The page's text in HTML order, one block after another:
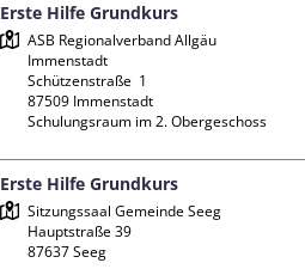
Erste Hilfe Grundkurs
ASB Regionalverband Allgäu
Immenstadt
Schützenstraße  1
87509 Immenstadt
Schulungsraum im 2. Obergeschoss
Erste Hilfe Grundkurs
Sitzungssaal Gemeinde Seeg
Hauptstraße 39